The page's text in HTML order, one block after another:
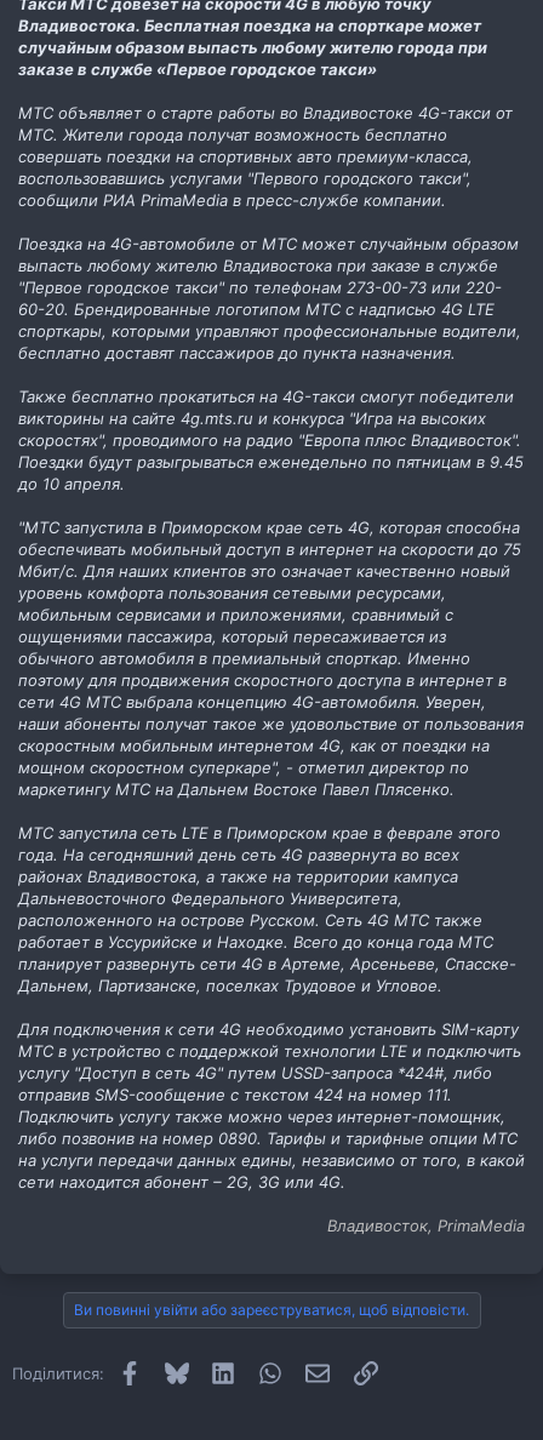
Владивостока. Бесплатная поездка на спорткаре может
случайным образом выпасть любому жителю города при
заказе в службе «Первое городское такси»
МТС объявляет о старте работы во Владивостоке 4G-такси от
МТС. Жители города получат возможность бесплатно
совершать поездки на спортивных авто премиум-класса,
воспользовавшись услугами "Первого городского такси",
сообщили РИА PrimaMedia в пресс-службе компании.
Поездка на 4G-автомобиле от МТС может случайным образом
выпасть любому жителю Владивостока при заказе в службе
"Первое городское такси" по телефонам 273-00-73 или 220-
60-20. Брендированные логотипом МТС с надписью 4G LTE
спорткары, которыми управляют профессиональные водители,
бесплатно доставят пассажиров до пункта назначения.
Также бесплатно прокатиться на 4G-такси смогут победители
викторины на сайте 4g.mts.ru и конкурса "Игра на высоких
скоростях", проводимого на радио "Европа плюс Владивосток".
Поездки будут разыгрываться еженедельно по пятницам в 9.45
до 10 апреля.
"МТС запустила в Приморском крае сеть 4G, которая способна
обеспечивать мобильный доступ в интернет на скорости до 75
Мбит/с. Для наших клиентов это означает качественно новый
уровень комфорта пользования сетевыми ресурсами,
мобильным сервисами и приложениями, сравнимый с
ощущениями пассажира, который пересаживается из
обычного автомобиля в премиальный спорткар. Именно
поэтому для продвижения скоростного доступа в интернет в
сети 4G МТС выбрала концепцию 4G-автомобиля. Уверен,
наши абоненты получат такое же удовольствие от пользования
скоростным мобильным интернетом 4G, как от поездки на
мощном скоростном суперкаре", - отметил директор по
маркетингу МТС на Дальнем Востоке Павел Плясенко.
МТС запустила сеть LTE в Приморском крае в феврале этого
года. На сегодняшний день сеть 4G развернута во всех
районах Владивостока, а также на территории кампуса
Дальневосточного Федерального Университета,
расположенного на острове Русском. Сеть 4G МТС также
работает в Уссурийске и Находке. Всего до конца года МТС
планирует развернуть сети 4G в Артеме, Арсеньеве, Спасске-
Дальнем, Партизанске, поселках Трудовое и Угловое.
Для подключения к сети 4G необходимо установить SIM-карту
МТС в устройство с поддержкой технологии LTE и подключить
услугу "Доступ в сеть 4G" путем USSD-запроса *424#, либо
отправив SMS-сообщение c текстом 424 на номер 111.
Подключить услугу также можно через интернет-помощник,
либо позвонив на номер 0890. Тарифы и тарифные опции МТС
на услуги передачи данных едины, независимо от того, в какой
сети находится абонент – 2G, 3G или 4G.
Владивосток, PrimaMedia
Ви повинні увійти або зареєструватися, щоб відповісти.
Поділитися: Facebook
Bluesky LinkedInWhatsApp
E-mailПосилання